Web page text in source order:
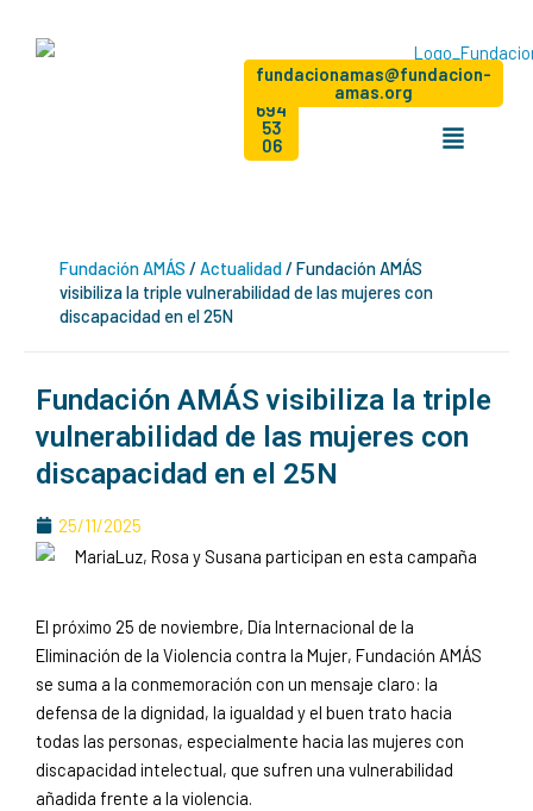
Dona
+34
694
53
06
Hazte
fundacionamas@fundacion-
amas.org
Menú
Fundación AMÁS /Actualidad/Fundación AMÁS
visibiliza la triple vulnerabilidad de las mujeres con
discapacidad en el 25N
Fundación AMÁS visibiliza la triple
vulnerabilidad de las mujeres con
discapacidad en el 25N
25/11/2025
El próximo 25 de noviembre, Día Internacional de la
Eliminación de la Violencia contra la Mujer, Fundación AMÁS
se suma a la conmemoración con un mensaje claro: la
defensa de la dignidad, la igualdad y el buen trato hacia
todas las personas, especialmente hacia las mujeres con
discapacidad intelectual, que sufren una vulnerabilidad
añadida frente a la violencia.